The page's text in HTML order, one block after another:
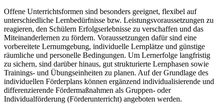
Offene Unterrichtsformen sind besonders geeignet, flexibel auf
unterschiedliche Lernbedürfnisse bzw. Leistungsvoraussetzungen zu
reagieren, den Schülern Erfolgserlebnisse zu verschaffen und das
Miteinanderlernen zu fördern. Voraussetzungen dafür sind eine
vorbereitete Lernumgebung, individuelle Lernplätze und günstige
räumliche und personelle Bedingungen. Um Lernerfolge langfristig
zu sichern, sind darüber hinaus, gut strukturierte Lernphasen sowie
Trainings- und Übungseinheiten zu planen. Auf der Grundlage des
individuellen Förderplans können ergänzend individualisierende und
differenzierende Fördermaßnahmen als Gruppen- oder
Individualförderung (Förderunterricht) angeboten werden.